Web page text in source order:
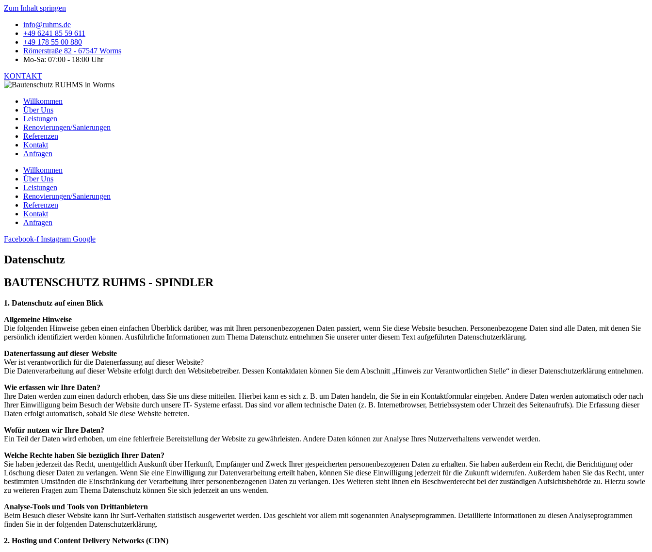
Zum Inhalt springen
info@ruhms.de
+49 6241 85 59 611
+49 178 55 00 880
Römerstraße 82 - 67547 Worms
Mo-Sa: 07:00 - 18:00 Uhr
KONTAKT
Willkommen
Über Uns
Leistungen
Renovierungen/Sanierungen
Referenzen
Kontakt
Anfragen
Willkommen
Über Uns
Leistungen
Renovierungen/Sanierungen
Referenzen
Kontakt
Anfragen
Facebook-f Instagram Google
Datenschutz
BAUTENSCHUTZ RUHMS - SPINDLER
1. Datenschutz auf einen Blick
Allgemeine Hinweise
Die folgenden Hinweise geben einen einfachen Überblick darüber, was mit Ihren personenbezogenen Daten passiert, wenn Sie diese Website besuchen. Personenbezogene Daten sind alle Daten, mit denen Sie
persönlich identifiziert werden können. Ausführliche Informationen zum Thema Datenschutz entnehmen Sie unserer unter diesem Text aufgeführten Datenschutzerklärung.
Datenerfassung auf dieser Website
Wer ist verantwortlich für die Datenerfassung auf dieser Website?
Die Datenverarbeitung auf dieser Website erfolgt durch den Websitebetreiber. Dessen Kontaktdaten können Sie dem Abschnitt „Hinweis zur Verantwortlichen Stelle“ in dieser Datenschutzerklärung entnehmen.
Wie erfassen wir Ihre Daten?
Ihre Daten werden zum einen dadurch erhoben, dass Sie uns diese mitteilen. Hierbei kann es sich z. B. um Daten handeln, die Sie in ein Kontaktformular eingeben. Andere Daten werden automatisch oder nach
Ihrer Einwilligung beim Besuch der Website durch unsere IT- Systeme erfasst. Das sind vor allem technische Daten (z. B. Internetbrowser, Betriebssystem oder Uhrzeit des Seitenaufrufs). Die Erfassung dieser
Daten erfolgt automatisch, sobald Sie diese Website betreten.
Wofür nutzen wir Ihre Daten?
Ein Teil der Daten wird erhoben, um eine fehlerfreie Bereitstellung der Website zu gewährleisten. Andere Daten können zur Analyse Ihres Nutzerverhaltens verwendet werden.
Welche Rechte haben Sie bezüglich Ihrer Daten?
Sie haben jederzeit das Recht, unentgeltlich Auskunft über Herkunft, Empfänger und Zweck Ihrer gespeicherten personenbezogenen Daten zu erhalten. Sie haben außerdem ein Recht, die Berichtigung oder
Löschung dieser Daten zu verlangen. Wenn Sie eine Einwilligung zur Datenverarbeitung erteilt haben, können Sie diese Einwilligung jederzeit für die Zukunft widerrufen. Außerdem haben Sie das Recht, unter
bestimmten Umständen die Einschränkung der Verarbeitung Ihrer personenbezogenen Daten zu verlangen. Des Weiteren steht Ihnen ein Beschwerderecht bei der zuständigen Aufsichtsbehörde zu. Hierzu sowie
zu weiteren Fragen zum Thema Datenschutz können Sie sich jederzeit an uns wenden.
Analyse-Tools und Tools von Drittanbietern
Beim Besuch dieser Website kann Ihr Surf-Verhalten statistisch ausgewertet werden. Das geschieht vor allem mit sogenannten Analyseprogrammen. Detaillierte Informationen zu diesen Analyseprogrammen
finden Sie in der folgenden Datenschutzerklärung.
2. Hosting und Content Delivery Networks (CDN)